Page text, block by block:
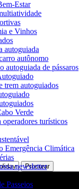
Estar
e Vinhos
autoguiada
autônomo
autoguiada de pássaros
trem autoguiados
Verde
operadores turísticos
Emergência Climática
newsletter
Passeios
Procurar